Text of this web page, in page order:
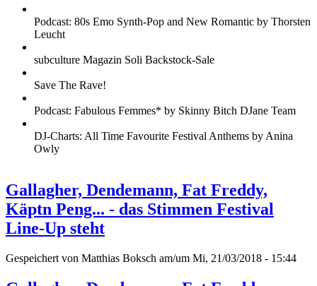
Podcast: 80s Emo Synth-Pop and New Romantic by Thorsten
Leucht
subculture Magazin Soli Backstock-Sale
Save The Rave!
Podcast: Fabulous Femmes* by Skinny Bitch DJane Team
DJ-Charts: All Time Favourite Festival Anthems by Anina
Owly
Gallagher, Dendemann, Fat Freddy,
Käptn Peng... - das Stimmen Festival
Line-Up steht
Gespeichert von Matthias Boksch am/um Mi, 21/03/2018 - 15:44